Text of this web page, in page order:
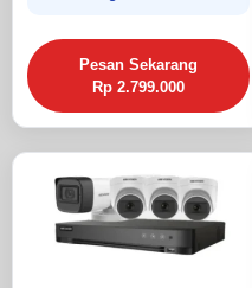
Pesan Sekarang
Rp 2.799.000